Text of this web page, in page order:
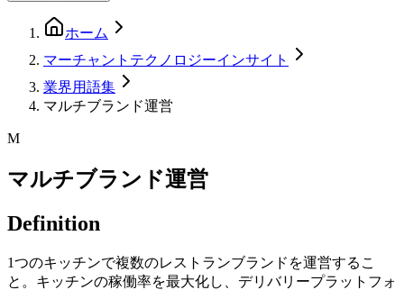
ホーム
マーチャントテクノロジーインサイト
業界用語集
マルチブランド運営
M
マルチブランド運営
Definition
1つのキッチンで複数のレストランブランドを運営するこ
と。キッチンの稼働率を最大化し、デリバリープラットフォ